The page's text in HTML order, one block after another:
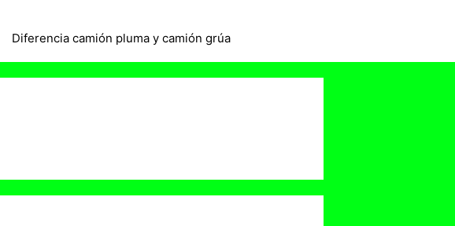
Diferencia camión pluma y camión grúa